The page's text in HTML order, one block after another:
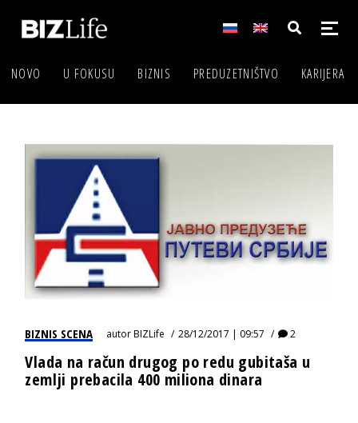
NOVO U FOKUSU BIZNIS PREDUZETNIŠTVO KARIJERA
BIZNIS SCENA autorBIZLife 28/12/2017 | 09:57 2
Vlada na račun drugog po redu gubitaša u
zemlji prebacila 400 miliona dinara